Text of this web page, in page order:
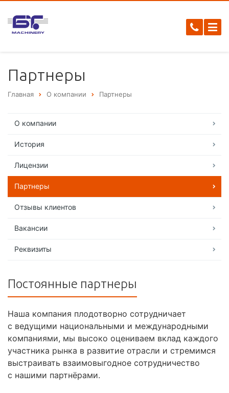
Партнеры
Главная О компании Партнеры
Постоянные партнеры
Наша компания плодотворно сотрудничает
с ведущими национальными и международными
компаниями, мы высоко оцениваем вклад каждого
участника рынка в развитие отрасли и стремимся
выстраивать взаимовыгодное сотрудничество
с нашими партнёрами.
О компании
История
Лицензии
Партнеры
Отзывы клиентов
Вакансии
Реквизиты